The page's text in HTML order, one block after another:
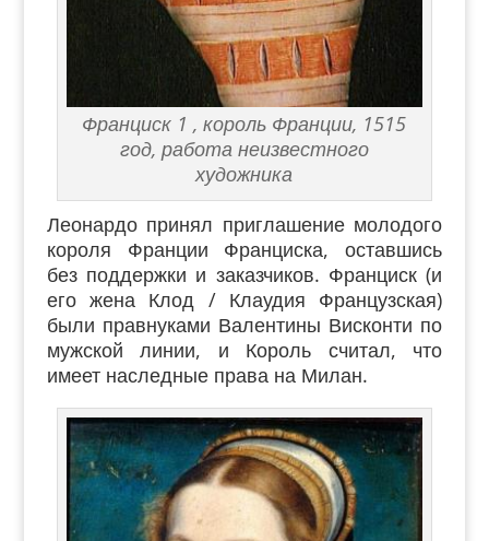
Франциск 1 , король Франции, 1515
год, работа неизвестного
художника
Леонардо принял приглашение молодого
короля Франции Франциска, оставшись
без поддержки и заказчиков. Франциск (и
его жена Клод / Клаудия Французская)
были правнуками Валентины Висконти по
мужской линии, и Король считал, что
имеет наследные права на Милан.